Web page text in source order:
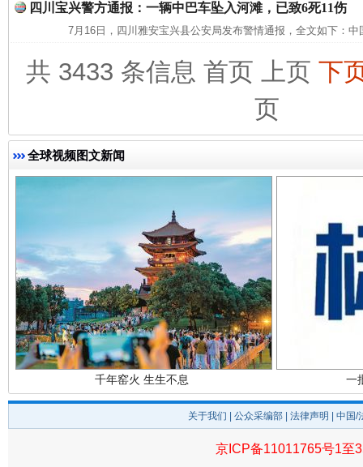
四川宝兴警方通报：一辆中巴车坠入河滩，已致6死11伤
7月16日，四川雅安宝兴县公安局发布警情通报，全文如下：中
共 3433 条信息 首页 上页 下
页
全球视频图文新闻
东山县通报“牛蛙产品抗生素超标问题”
千年窑火 生生不息 一
关于我们 公众采编部 法律声明 | 中国
京ICP备11011765号1至